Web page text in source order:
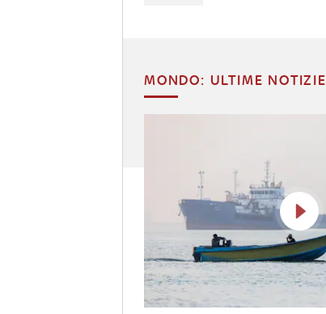
MONDO: ULTIME NOTIZIE